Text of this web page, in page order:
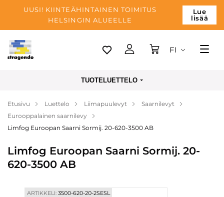
UUSI! KIINTEÄHINTAINEN TOIMITUS
HELSINGIN ALUEELLE
Lue
lisää
Tallinn
Maksu
Yrityksen
Blogi
Yhteystiedot
FI
TUOTELUETTELO
Etusivu Luettelo Liimapuulevyt
Saarnilevyt
Eurooppalainen saarnilevy
Limfog Euroopan Saarni Sormij. 20-620-3500 AB
Limfog Euroopan Saarni Sormij. 20-
620-3500 AB
ARTIKKELI:3500-620-20-2SESL